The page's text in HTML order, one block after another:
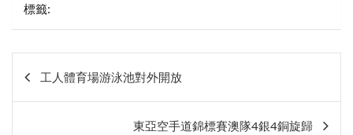
標籤:
章
工人體育場游泳池對外開放
東亞空手道錦標賽澳隊4銀4銅旋歸